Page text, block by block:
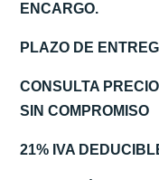
ENCARGO.
PLAZO DE
CONSULTA
SIN COMPROMISO
21% IVA